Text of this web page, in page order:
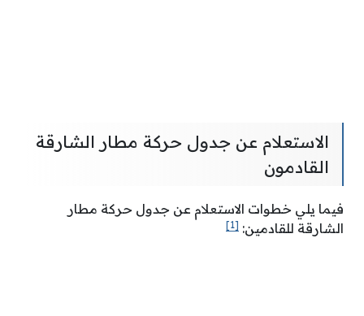
الاستعلام عن جدول حركة مطار الشارقة
القادمون
فيما يلي خطوات الاستعلام عن جدول حركة مطار
الشارقة للقادمين: [1]